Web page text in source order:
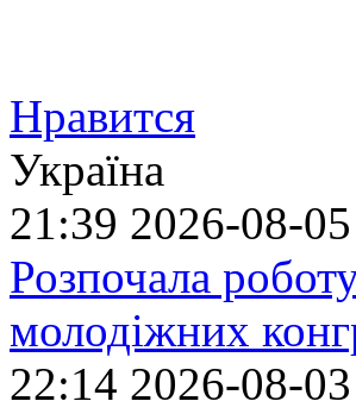
Нравится
Україна
21:39 2026-08-05
Розпочала
молодіжних
22:14 2026-08-03